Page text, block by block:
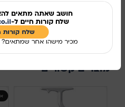
חושב שאתה מתאים
שלח קורות חיים ל-
שלח קורות
מכיר מישהו אחר
מידע נוסף
שיתוף ברשתות החברתיות:
מוצרים קשורים